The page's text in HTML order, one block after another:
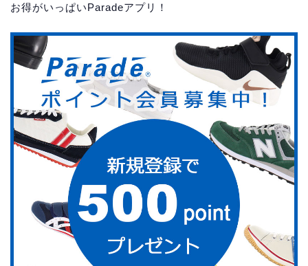
お得がいっぱいParadeアプリ！